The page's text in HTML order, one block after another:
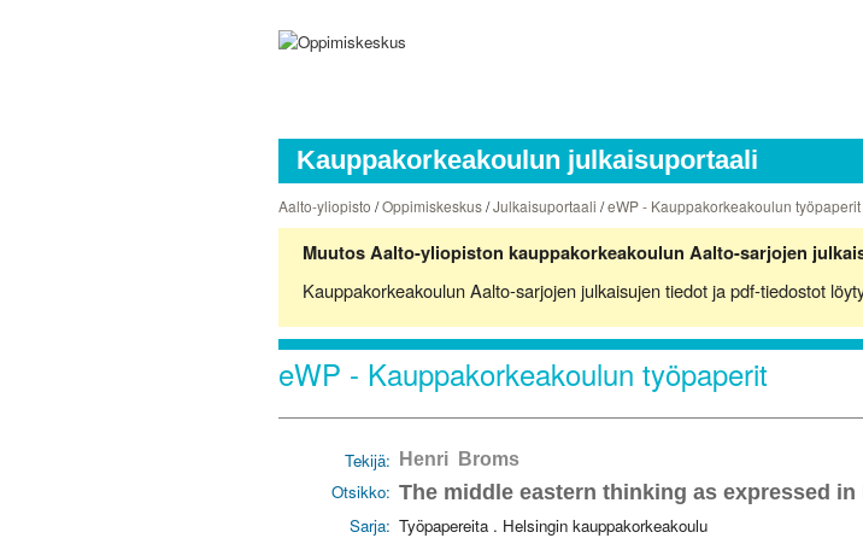
Kauppakorkeakoulun julkaisuportaali
Aalto-yliopisto /Oppimiskeskus/Julkaisuportaali /eWP - Kauppakorkeakoulun työpaperit
Muutos Aalto-yliopiston kauppakorkeakoulun Aalto-sarjojen
Kauppakorkeakoulun Aalto-sarjojen julkaisujen tiedot ja pdf-tiedostot
eWP - Kauppakorkeakoulun työpaperit
Tekijä: Henri Broms
Otsikko: The middle eastern thinking as expressed
Sarja: Työpapereita . Helsingin kauppakorkeakoulu